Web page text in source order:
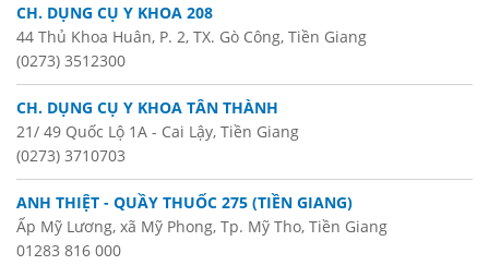
CH. DỤNG CỤ Y KHOA 208
44 Thủ Khoa Huân, P. 2, TX. Gò Công, Tiền Giang
(0273) 3512300
CH. DỤNG CỤ Y KHOA TÂN THÀNH
21/ 49 Quốc Lộ 1A - Cai Lậy, Tiền Giang
(0273) 3710703
ANH THIỆT - QUẦY THUỐC 275 (TIỀN GIANG)
Ấp Mỹ Lương, xã Mỹ Phong, Tp. Mỹ Tho, Tiền Giang
01283 816 000